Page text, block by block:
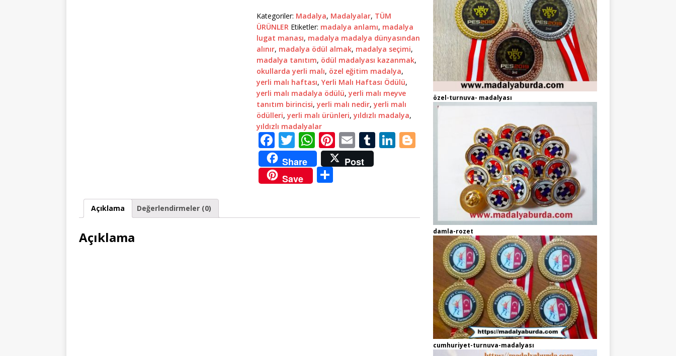
Kategoriler: Madalya, Madalyalar, TÜM
ÜRÜNLER Etiketler: madalya anlamı, madalya
lugat manası, madalya madalya dünyasından
alınır, madalya ödül almak, madalya seçimi,
madalya tanıtım, ödül madalyası kazanmak,
okullarda yerli malı, özel eğitim madalya,
yerli malı haftası, Yerli Malı Haftası Ödülü,
yerli malı madalya ödülü, yerli malı meyve
tanıtım birincisi, yerli malı nedir, yerli malı
ödülleri, yerli malı ürünleri, yıldızlı madalya,
yıldızlı madalyalar
F
a
c
e
o
T
w
it
te
W
h
at
s
p
Pi
n
te
st
E
m
ai
T Li
n
Bl
r
Share
Post
Save
S
e
Açıklama Değerlendirmeler (0)
Açıklama
özel-turnuva- madalyası
damla-rozet
cumhuriyet-turnuva-madalyası